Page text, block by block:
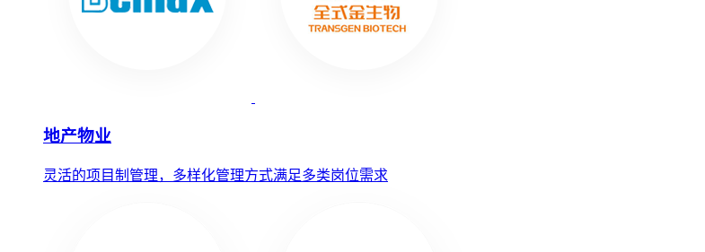
地产物业
灵活的项目制管理，多样化管理方式满足多类岗位需求